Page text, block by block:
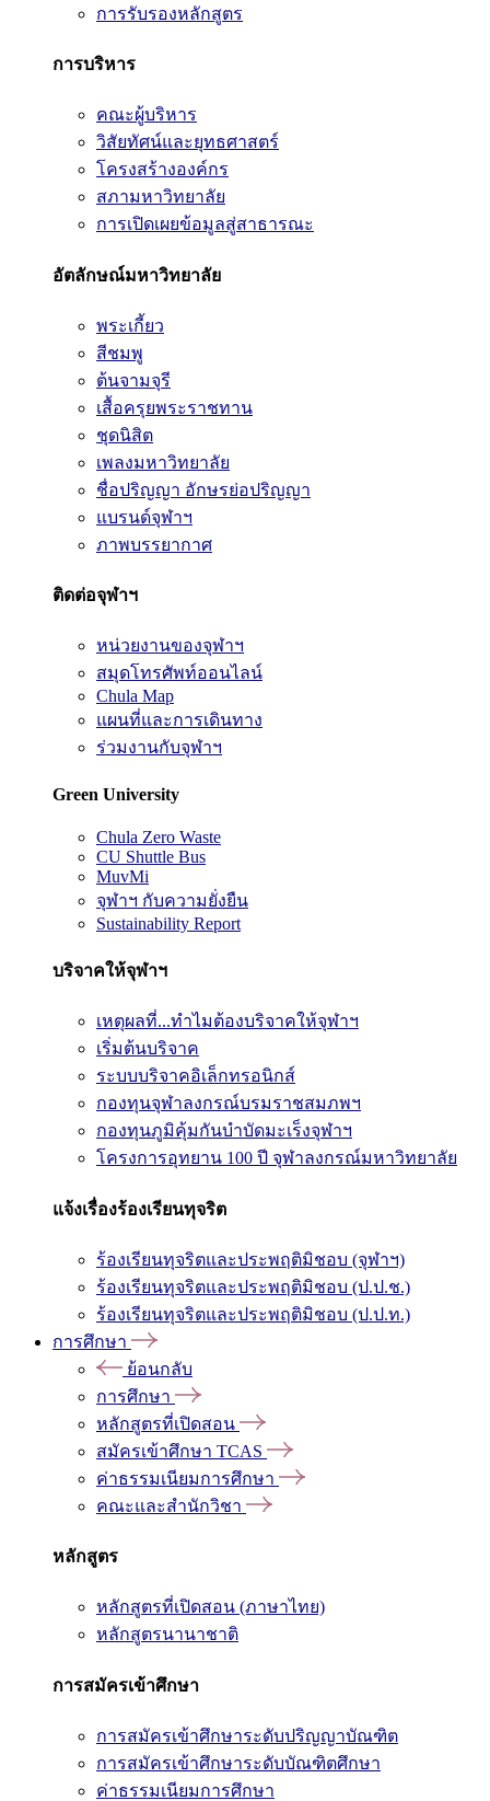
การรับรองหลักสูตร
การบริหาร
คณะผู้บริหาร
วิสัยทัศน์และยุทธศาสตร์
โครงสร้างองค์กร
สภามหาวิทยาลัย
การเปิดเผยข้อมูลสู่สาธารณะ
อัตลักษณ์มหาวิทยาลัย
พระเกี้ยว
สีชมพู
ต้นจามจุรี
เสื้อครุยพระราชทาน
ชุดนิสิต
เพลงมหาวิทยาลัย
ชื่อปริญญา อักษรย่อปริญญา
แบรนด์จุฬาฯ
ภาพบรรยากาศ
ติดต่อจุฬาฯ
หน่วยงานของจุฬาฯ
สมุดโทรศัพท์ออนไลน์
Chula Map
แผนที่และการเดินทาง
ร่วมงานกับจุฬาฯ
Green University
Chula Zero Waste
CU Shuttle Bus
MuvMi
จุฬาฯ กับความยั่งยืน
Sustainability Report
บริจาคให้จุฬาฯ
เหตุผลที่...ทำไมต้องบริจาคให้จุฬาฯ
เริ่มต้นบริจาค
ระบบบริจาคอิเล็กทรอนิกส์
กองทุนจุฬาลงกรณ์บรมราชสมภพฯ
กองทุนภูมิคุ้มกันบำบัดมะเร็งจุฬาฯ
โครงการอุทยาน 100 ปี จุฬาลงกรณ์มหาวิทยาลัย
แจ้งเรื่องร้องเรียนทุจริต
ร้องเรียนทุจริตและประพฤติมิชอบ (จุฬาฯ)
ร้องเรียนทุจริตและประพฤติมิชอบ (ป.ป.ช.)
ร้องเรียนทุจริตและประพฤติมิชอบ (ป.ป.ท.)
การศึกษา
ย้อนกลับ
การศึกษา
หลักสูตรที่เปิดสอน
สมัครเข้าศึกษา TCAS
ค่าธรรมเนียมการศึกษา
คณะและสำนักวิชา
หลักสูตร
หลักสูตรที่เปิดสอน (ภาษาไทย)
หลักสูตรนานาชาติ
การสมัครเข้าศึกษา
การสมัครเข้าศึกษาระดับปริญญาบัณฑิต
การสมัครเข้าศึกษาระดับบัณฑิตศึกษา
ค่าธรรมเนียมการศึกษา